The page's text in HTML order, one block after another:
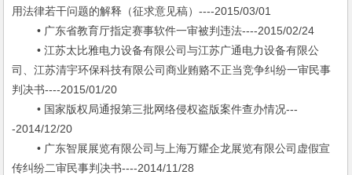
用法律若干问题的解释（征求意见稿）----2015/03/01
• 广东省教育厅指定赛事软件一审被判违法----2015/02/24
• 江苏太比雅电力设备有限公司与江苏广通电力设备有限公
司、江苏清宇环保科技有限公司商业贿赂不正当竞争纠纷一审民事
判决书----2015/01/20
• 国家版权局通报第三批网络侵权盗版案件查办情况---
-2014/12/20
• 广东智展展览有限公司与上海万耀企龙展览有限公司虚假宣
传纠纷二审民事判决书----2014/11/28